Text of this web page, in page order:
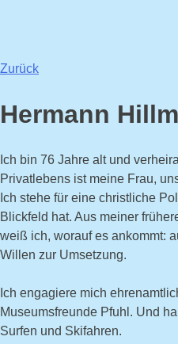
Zurück
Hermann
Ich bin 76 Jahre alt und
Privatlebens ist meine Frau,
Ich stehe für eine christliche
Blickfeld hat. Aus meiner
weiß ich, worauf es ankommt:
Willen zur Umsetzung.
Ich engagiere mich
Museumsfreunde Pfuhl. Und
Surfen und Skifahren.